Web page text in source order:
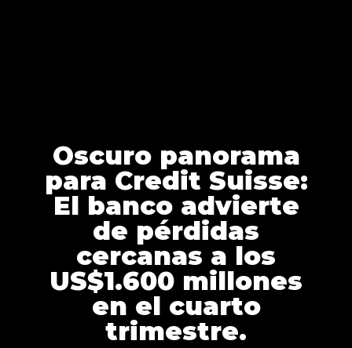
Oscuro panorama
para Credit Suisse:
El banco advierte
de pérdidas
cercanas a los
US$1.600 millones
en el cuarto
trimestre.